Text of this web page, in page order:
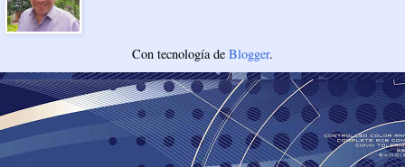
Con tecnología de Blogger.